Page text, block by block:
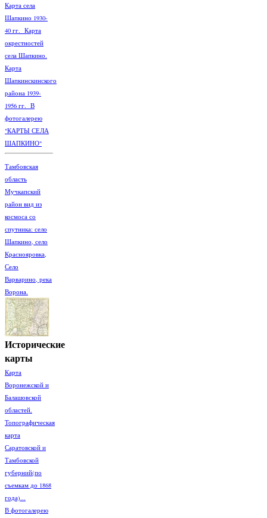
Карта села
Шапкино 1930-
40 гг. Карта
окрестностей
села Шапкино.
Карта
Шапкинскинского
района 1939-
1956 гг. В
фотогалерею
"КАРТЫ СЕЛА
ШАПКИНО"
Тамбовская
область
Мучкапский
район вид из
космоса со
спутника: село
Шапкино, село
Краснояровка,
Село
Варварино, река
Ворона.
Исторические
карты
Карта
Воронежской и
Балашовской
областей.
Топографическая
карта
Саратовской и
Тамбовской
губерний(по
съемкам до 1868
года)...
В фотогалерею